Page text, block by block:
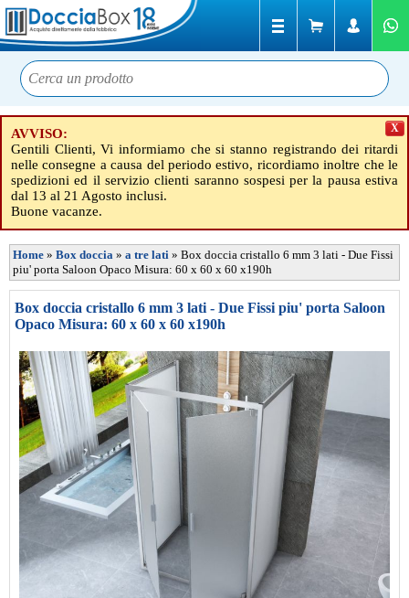
AVVISO:
Gentili Clienti, Vi informiamo che si stanno registrando dei ritardi
nelle consegne a causa del periodo estivo, ricordiamo inoltre che le
spedizioni ed il servizio clienti saranno sospesi per la pausa estiva
dal 13 al 21 Agosto inclusi.
Buone vacanze.
X
Home » Box doccia » a tre lati » Box doccia cristallo 6 mm 3 lati - Due Fissi
piu' porta Saloon Opaco Misura: 60 x 60 x 60 x190h
Box doccia cristallo 6 mm 3 lati - Due Fissi piu' porta Saloon
Opaco Misura: 60 x 60 x 60 x190h